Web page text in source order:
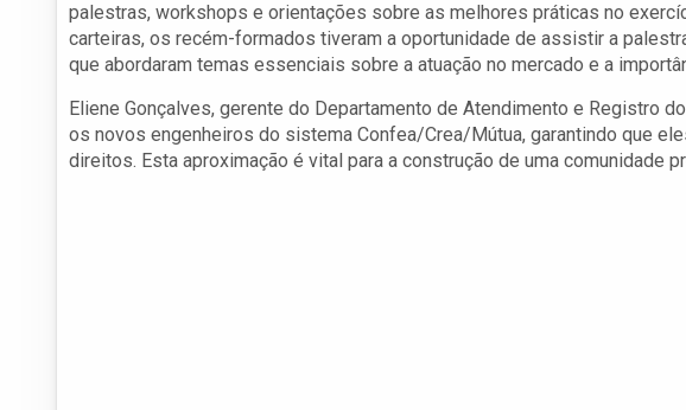
palestras, workshops e orientações sobre as melhores práticas no
carteiras, os recém-formados tiveram a oportunidade de assistir a
que abordaram temas essenciais sobre a atuação no mercado e a
Eliene Gonçalves, gerente do Departamento de Atendimento e Registro
os novos engenheiros do sistema Confea/Crea/Mútua, garantindo que
direitos. Esta aproximação é vital para a construção de uma comunidade